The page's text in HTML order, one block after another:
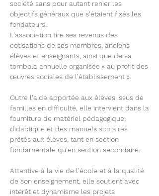
société sans pour autant renier les
objectifs généraux que s'étaient fixés les
fondateurs.
L'association tire ses revenus des
cotisations de ses membres, anciens
élèves et enseignants, ainsi que de sa
tombola annuelle organisée « au profit des
œuvres sociales de l'établissement ».
Outre l'aide apportée aux élèves issus de
familles en difficulté, elle intervient dans la
fourniture de matériel pédagogique,
didactique et des manuels scolaires
prêtés aux élèves, tant en section
fondamentale qu'en section secondaire.
Attentive à la vie de l'école et à la qualité
de son enseignement, elle soutient avec
intérêt et dynamisme les projets